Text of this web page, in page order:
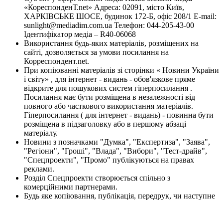
«КореспонденТ.net» Адреса: 02091, місто Київ,
ХАРКІВСЬКЕ ШОСЕ, будинок 172-Б, офіс 208/1 E-mail:
sunlight@mediadim.com.ua Телефон: 044-205-43-00
Ідентифікатор медіа – R40-06068
Використання будь-яких матеріалів, розміщених на
сайті, дозволяється за умови посилання на
Корреспондент.net.
При копіюванні матеріалів зі сторінки « Новини України
і світу» , для інтернет - видань - обов'язкове пряме
відкрите для пошукових систем гіперпосилання .
Посилання має бути розміщена в незалежності від
повного або часткового використання матеріалів.
Гіперпосилання ( для інтернет - видань) - повинна бути
розміщена в підзаголовку або в першому абзаці
матеріалу.
Новини з позначками "Думка", "Експертиза", "Заява",
"Регіони", "Гроші", "Влада", "Вибори", "Тест-драйв",
"Спецпроекти", "Промо" публікуються на правах
реклами.
Розділ Спецпроекти створюється спільно з
комерційними партнерами.
Будь яке копіювання, публікація, передрук, чи наступне